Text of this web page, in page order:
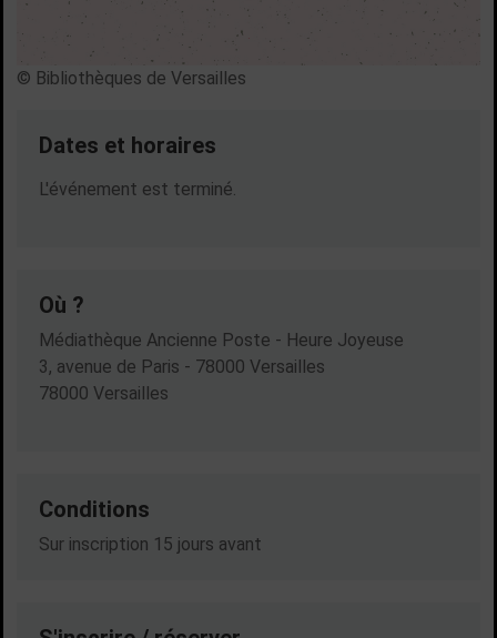
© Bibliothèques de Versailles
Dates et horaires
Dates en cours
L'événement est terminé.
Où ?
Médiathèque Ancienne Poste - Heure Joyeuse
3, avenue de Paris - 78000 Versailles
78000 Versailles
Conditions
Sur inscription 15 jours avant